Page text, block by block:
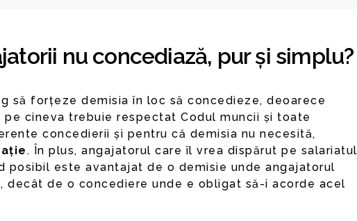
nu concediază, pur și simplu?
să forțeze demisia în loc să concedieze, deoarece
pe cineva trebuie respectat Codul muncii și toate
concedierii și pentru că demisia nu necesită,
. În plus, angajatorul care îl vrea dispărut pe salariatul
posibil este avantajat de o demisie unde angajatorul
decât de o concediere unde e obligat să-i acorde acel